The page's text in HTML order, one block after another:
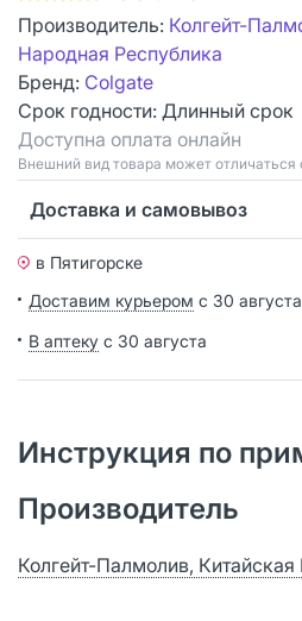
Производитель: Колгейт-
Народная Республика
Бренд: Colgate
Срок годности: Длинный срок
Доступна оплата онлайн
Bнешний вид товара может отличаться
Доставка и самовывоз
в Пятигорске
Доставим курьером с 30 августа
В аптеку с 30 августа
Инструкция по
Производитель
Колгейт-Палмолив,